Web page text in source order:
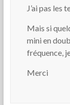
J’ai pas les
Mais si
mini en
fréquence,
Merci